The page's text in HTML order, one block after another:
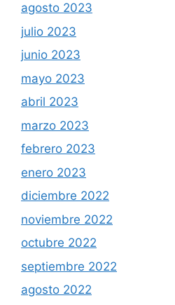
agosto 2023
julio 2023
junio 2023
mayo 2023
abril 2023
marzo 2023
febrero 2023
enero 2023
diciembre 2022
noviembre 2022
octubre 2022
septiembre 2022
agosto 2022